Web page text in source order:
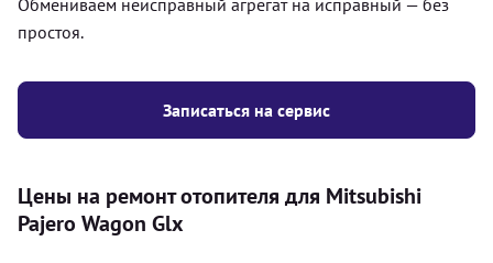
Записаться на сервис
Обмениваем неисправный агрегат на исправный — без
простоя.
Цены на ремонт отопителя для Mitsubishi
Pajero Wagon Glx